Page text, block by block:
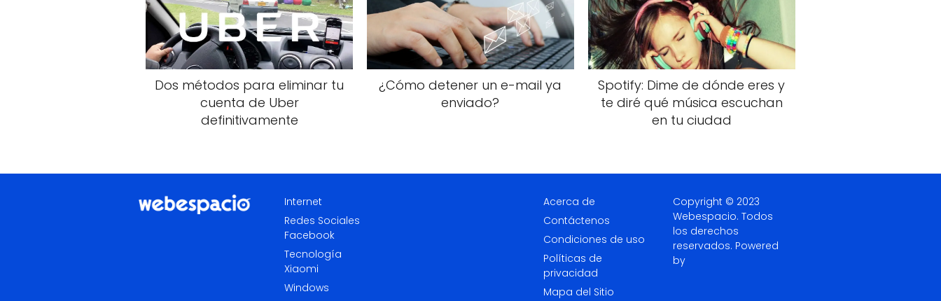
Dos métodos para eliminar tu
cuenta de Uber
definitivamente
¿Cómo detener un e-mail ya
enviado?
Spotify: Dime de dónde eres y
te diré qué música escuchan
en tu ciudad
Internet
Redes Sociales
Facebook
Tecnología
Xiaomi
Windows
Acerca de
Contáctenos
Condiciones de uso
Políticas de
privacidad
Mapa del Sitio
Copyright © 2023
Webespacio. Todos
los derechos
reservados. Powered
by